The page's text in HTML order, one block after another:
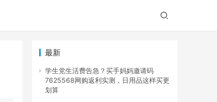
最新
学生党生活费告急？买手妈妈邀请码
7625568网购返利实测，日用品这样买更
划算